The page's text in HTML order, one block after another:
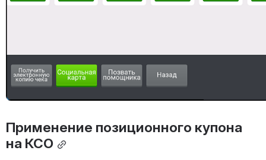
Применение позиционного купона
на КСО